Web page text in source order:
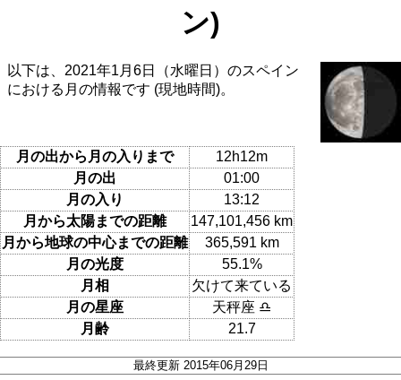
ン)
以下は、2021年1月6日（水曜日）のスペイン
における月の情報です (現地時間)。
月の出から月の入りまで
12h12m
月の出
01:00
月の入り
13:12
月から太陽までの距離
147,101,456 km
月から地球の中心までの距離
365,591 km
月の光度
55.1%
月相
欠けて来ている
月の星座
天秤座 ♎
月齢
21.7
最終更新 2015年06月29日